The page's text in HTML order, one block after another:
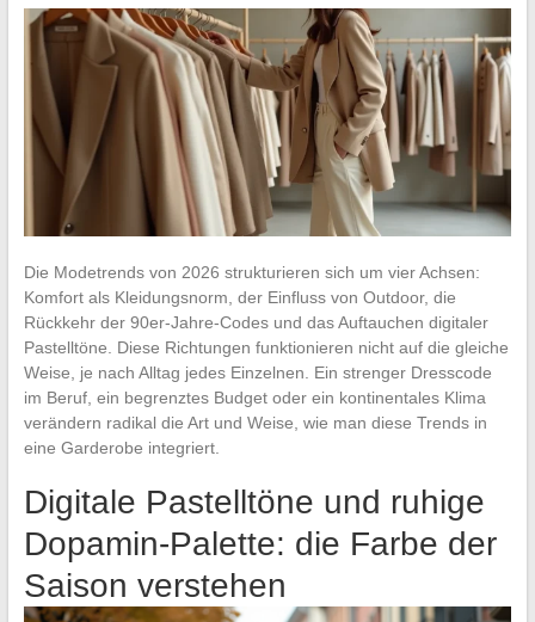
Die Modetrends von 2026 strukturieren sich um vier Achsen:
Komfort als Kleidungsnorm, der Einfluss von Outdoor, die
Rückkehr der 90er-Jahre-Codes und das Auftauchen digitaler
Pastelltöne. Diese Richtungen funktionieren nicht auf die gleiche
Weise, je nach Alltag jedes Einzelnen. Ein strenger Dresscode
im Beruf, ein begrenztes Budget oder ein kontinentales Klima
verändern radikal die Art und Weise, wie man diese Trends in
eine Garderobe integriert.
Digitale Pastelltöne und ruhige
Dopamin-Palette: die Farbe der
Saison verstehen